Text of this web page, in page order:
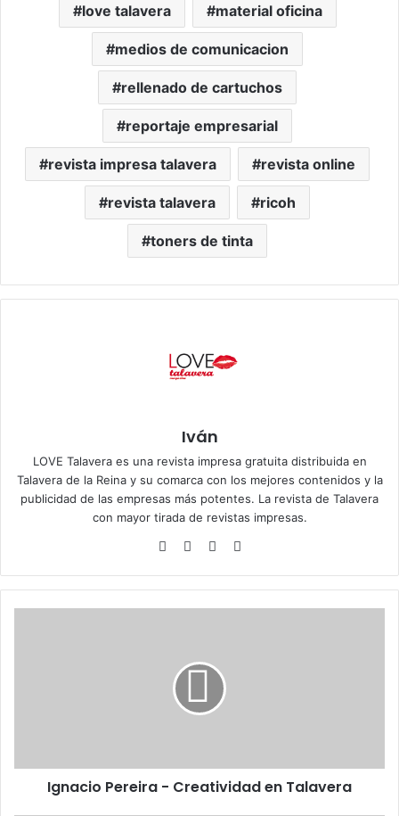
love talavera material oficina
medios de comunicacion
rellenado de cartuchos
reportaje empresarial
revista impresa talavera revista online
revista talavera ricoh
toners de tinta
Iván
LOVE Talavera es una revista impresa gratuita distribuida en
Talavera de la Reina y su comarca con los mejores contenidos y la
publicidad de las empresas más potentes. La revista de Talavera
con mayor tirada de revistas impresas.
Siti
we
b
Fa
bo
ok
X
ra
m
e
Ignacio Pereira - Creatividad en Talavera